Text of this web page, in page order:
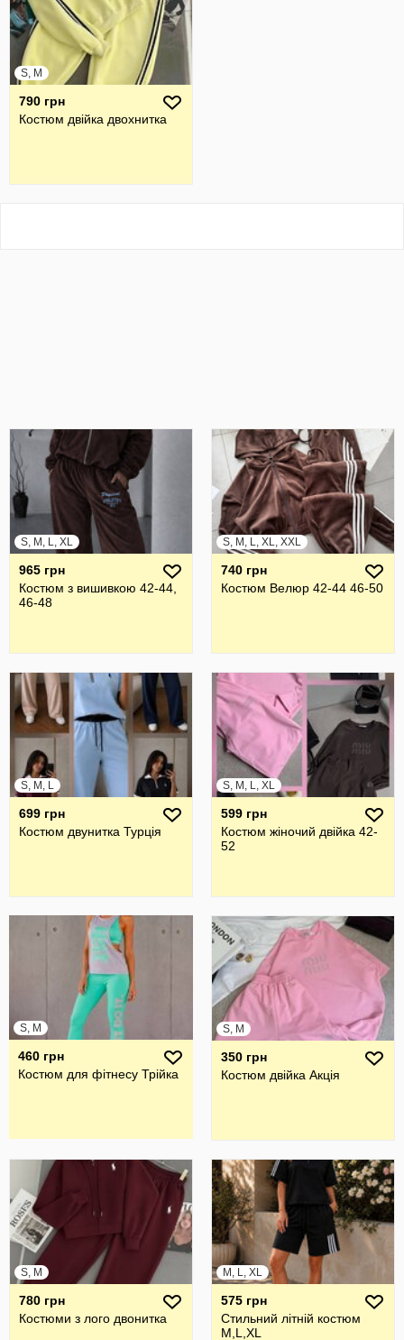
S, M
790 грн
Костюм двійка двохнитка
S, M, L, XL
965 грн
Костюм з вишивкою 42-44,
46-48
S, M, L, XL, XXL
740 грн
Костюм Велюр 42-44 46-50
S, M, L
699 грн
Костюм двунитка Турція
S, M, L, XL
599 грн
Костюм жіночий двійка 42-
52
S, M
460 грн
Костюм для фітнесу Трійка
S, M
350 грн
Костюм двійка Акція
S, M
780 грн
Костюми з лого двонитка
M, L, XL
575 грн
Стильний літній костюм
M,L,XL